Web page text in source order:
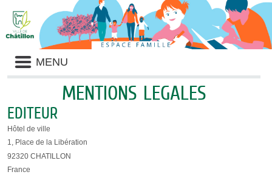
Liste
des
avertissements
MENU
MENTIONS LEGALES
EDITEUR
Hôtel de ville
1, Place de la Libération
92320 CHATILLON
France